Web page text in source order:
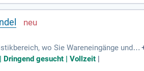
wo Sie Wareneingänge und R
sowie betrieblicher Altersvorsorg
die eine optimale Vereinbarkeit von
Dringend gesucht | Vollzeit |